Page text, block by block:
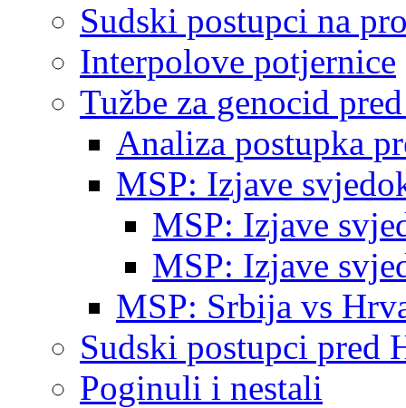
Sudski postupci na
Interpolove potjernice
Tužbe za genocid
Analiza postupka
MSP: Izjave
MSP: Izjave
MSP: Izjave
MSP: Srbija vs
Sudski postupci pred
Poginuli i nestali